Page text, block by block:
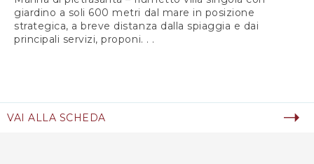
giardino a soli 600 metri dal mare in posizione
strategica, a breve distanza dalla spiaggia e dai
principali servizi, proponi. . .
VAI ALLA SCHEDA